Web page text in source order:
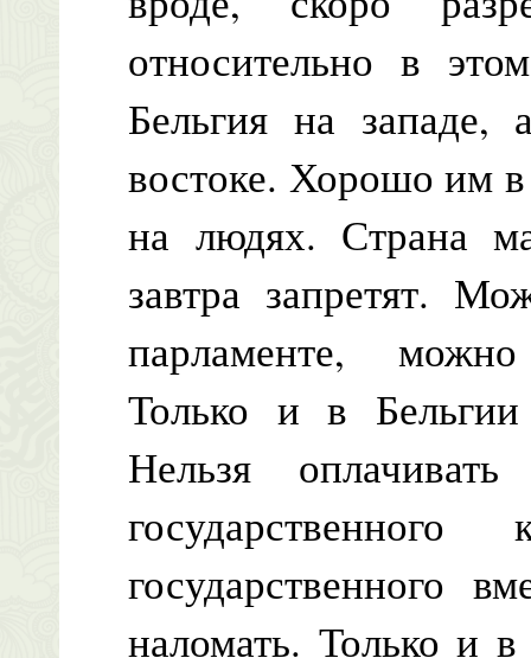
относительно в
Бельгия на
востоке. Хорошо им в
на людях. Страна
завтра запретят.
парламенте,
Только и в
Нельзя
государственного
наломать. Только и